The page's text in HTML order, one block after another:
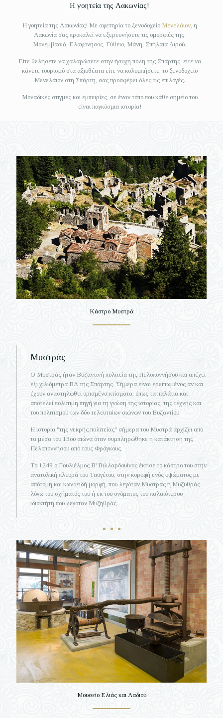
Η γοητεία της Λακωνίας!
Η γοητεία της Λακωνίας! Με αφετηρία το ξενοδοχείο Μενελάιον, η
Λακωνία σας προκαλεί να εξερευνήσετε τις ομορφιές της.
Μονεμβασιά, Ελαφόνησος, Γύθειο, Μάνη, Σπήλαια Διρού.
Είτε θελήσετε να χαλαρώσετε στην ήσυχη πόλη της Σπάρτης, είτε να
κάνετε τουρισμό στα αξιοθέατα είτε να κολυμπήσετε, το ξενοδοχείο
Μενελάιον στη Σπάρτη, σας προσφέρει όλες τις επιλογές.
Μοναδικές στιγμές και εμπειρίες, σε έναν τόπο που κάθε σημείο του
είναι παγκόσμια ιστορία!
Κάστρο Μυστρά
Μυστράς
Ο Μυστράς ήταν Βυζαντινή πολιτεία της Πελοποννήσου και απέχει
έξι χιλιόμετρα ΒΔ της Σπάρτης. Σήμερα είναι ερειπωμένος αν και
έχουν αναστηλωθεί ορισμένα κτίσματα, όπως τα παλάτια και
αποτελεί πολύτιμη πηγή για τη γνώση της ιστορίας, της τέχνης και
του πολιτισμού των δύο τελευταίων αιώνων του Βυζαντίου.
Η ιστορία "της νεκρής πολιτείας" σήμερα του Μυστρά αρχίζει από
τα μέσα του 13ου αιώνα όταν συμπληρώθηκε η κατάκτηση της
Πελοποννήσου από τους Φράγκους.
Το 1249 ο Γουλιέλμος Β' Βιλλαρδουίνος έκτισε το κάστρο του στην
ανατολική πλευρά του Ταϋγέτου, στην κορυφή ενός υψώματος με
απότομη και κωνοειδή μορφή, που λεγόταν Μυστράς ή Μυζυθράς
λόγω του σχήματός του ή εκ του ονόματος του παλαιότερου
ιδιοκτήτη που λεγόταν Μυζηθράς.
Μουσείο Ελιάς και Λαδιού